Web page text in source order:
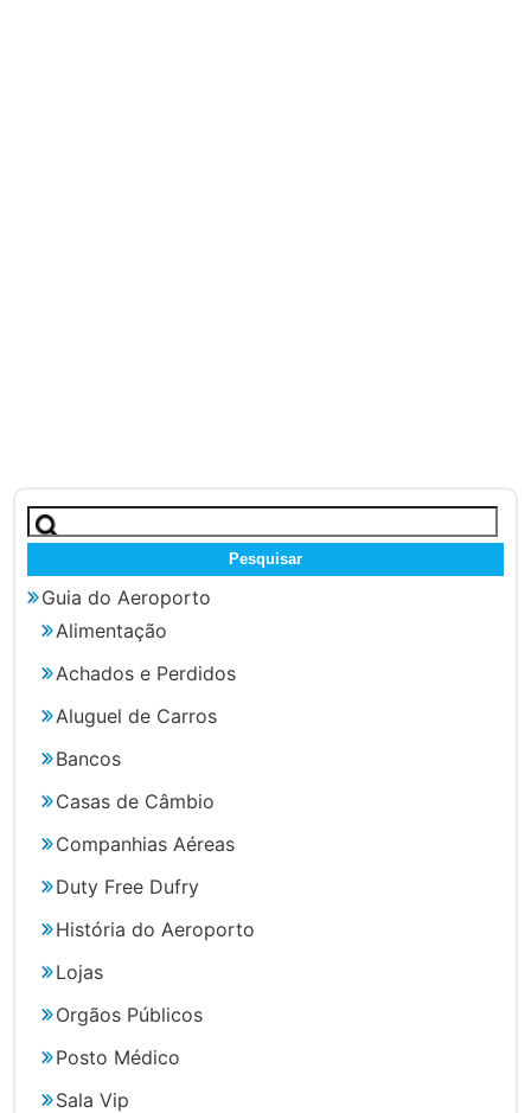
Pesquisar
por:
Guia do Aeroporto
Alimentação
Achados e Perdidos
Aluguel de Carros
Bancos
Casas de Câmbio
Companhias Aéreas
Duty Free Dufry
História do Aeroporto
Lojas
Orgãos Públicos
Posto Médico
Sala Vip